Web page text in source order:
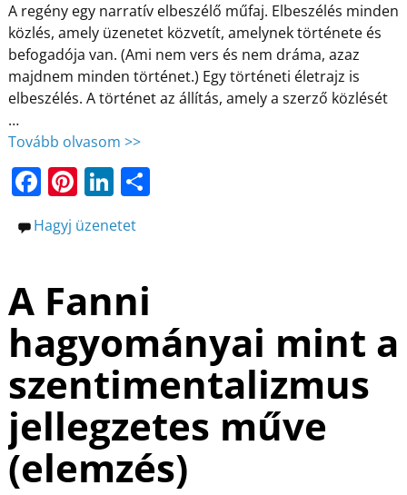
A regény egy narratív elbeszélő műfaj. Elbeszélés minden
közlés, amely üzenetet közvetít, amelynek története és
befogadója van. (Ami nem vers és nem dráma, azaz
majdnem minden történet.) Egy történeti életrajz is
elbeszélés. A történet az állítás, amely a szerző közlését
…
Tovább olvasom >>
F
a
c
b
o
o
k
Pi
nt
er
st
Li
n
k
dI
n
O
e
g
Hagyj üzenetet
A Fanni
hagyományai mint a
szentimentalizmus
jellegzetes műve
(elemzés)